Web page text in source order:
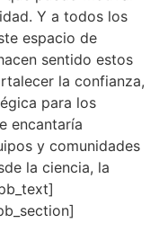
Y a todos los
espacio de
sentido estos
la confianza,
para los
encantaría
y comunidades
la ciencia, la